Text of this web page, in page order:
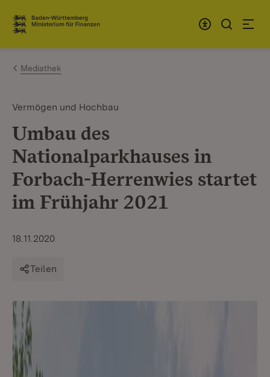
Zum Inhalt springen
Link zur Startseite
Mediathek
Vermögen und Hochbau
Umbau des
Nationalparkhauses in
Forbach-Herrenwies startet
im Frühjahr 2021
18.11.2020
Teilen